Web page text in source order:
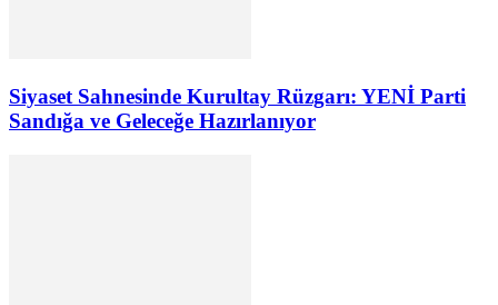
Siyaset Sahnesinde Kurultay Rüzgarı: YENİ Parti
Sandığa ve Geleceğe Hazırlanıyor